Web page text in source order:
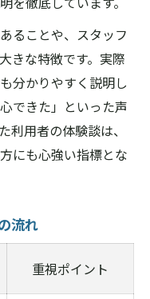
ることや、スタッフ
きな特徴です。実際
分かりやすく説明し
できた」といった声
利用者の体験談は、
にも心強い指標とな
流れ
重視ポイント